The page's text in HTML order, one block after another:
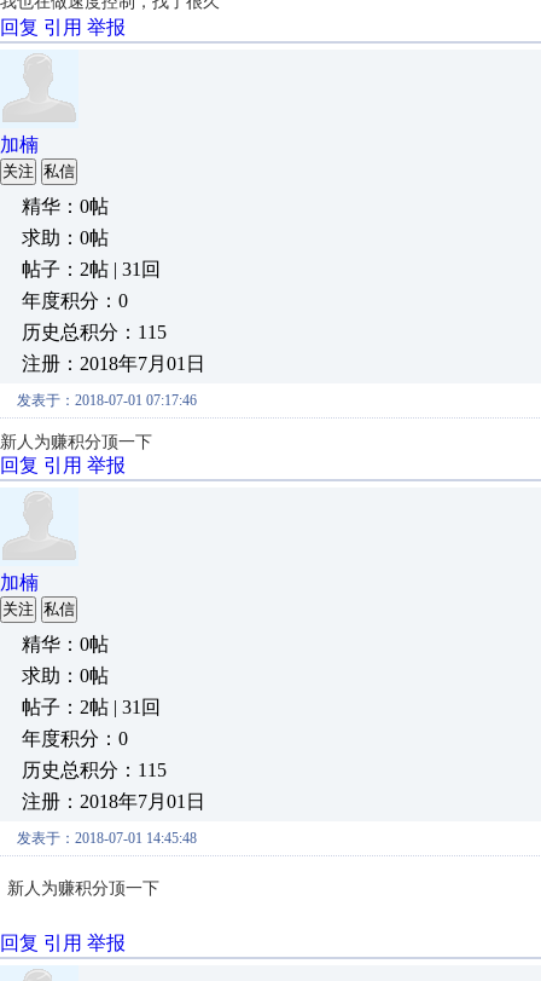
回复 引用 举报
加楠
关注 私信
精华：0帖
求助：0帖
帖子：2帖 | 31回
年度积分：0
历史总积分：115
注册：2018年7月01日
发表于：2018-07-01 07:17:46
新人 为赚积分顶一下
回复 引用 举报
加楠
关注 私信
精华：0帖
求助：0帖
帖子：2帖 | 31回
年度积分：0
历史总积分：115
注册：2018年7月01日
发表于：2018-07-01 14:45:48
新人 为赚积分顶一下
回复 引用 举报